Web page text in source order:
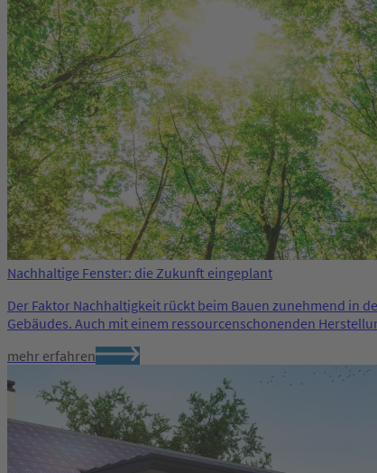
Nachhaltige Fenster: die Zukunft eingeplant
Der Faktor Nachhaltigkeit rückt beim Bauen zunehmend in
Gebäudes. Auch mit einem ressourcenschonenden
mehr erfahren